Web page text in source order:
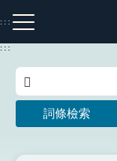
到
主
:::
注音索引圖示
:::
詞條檢索